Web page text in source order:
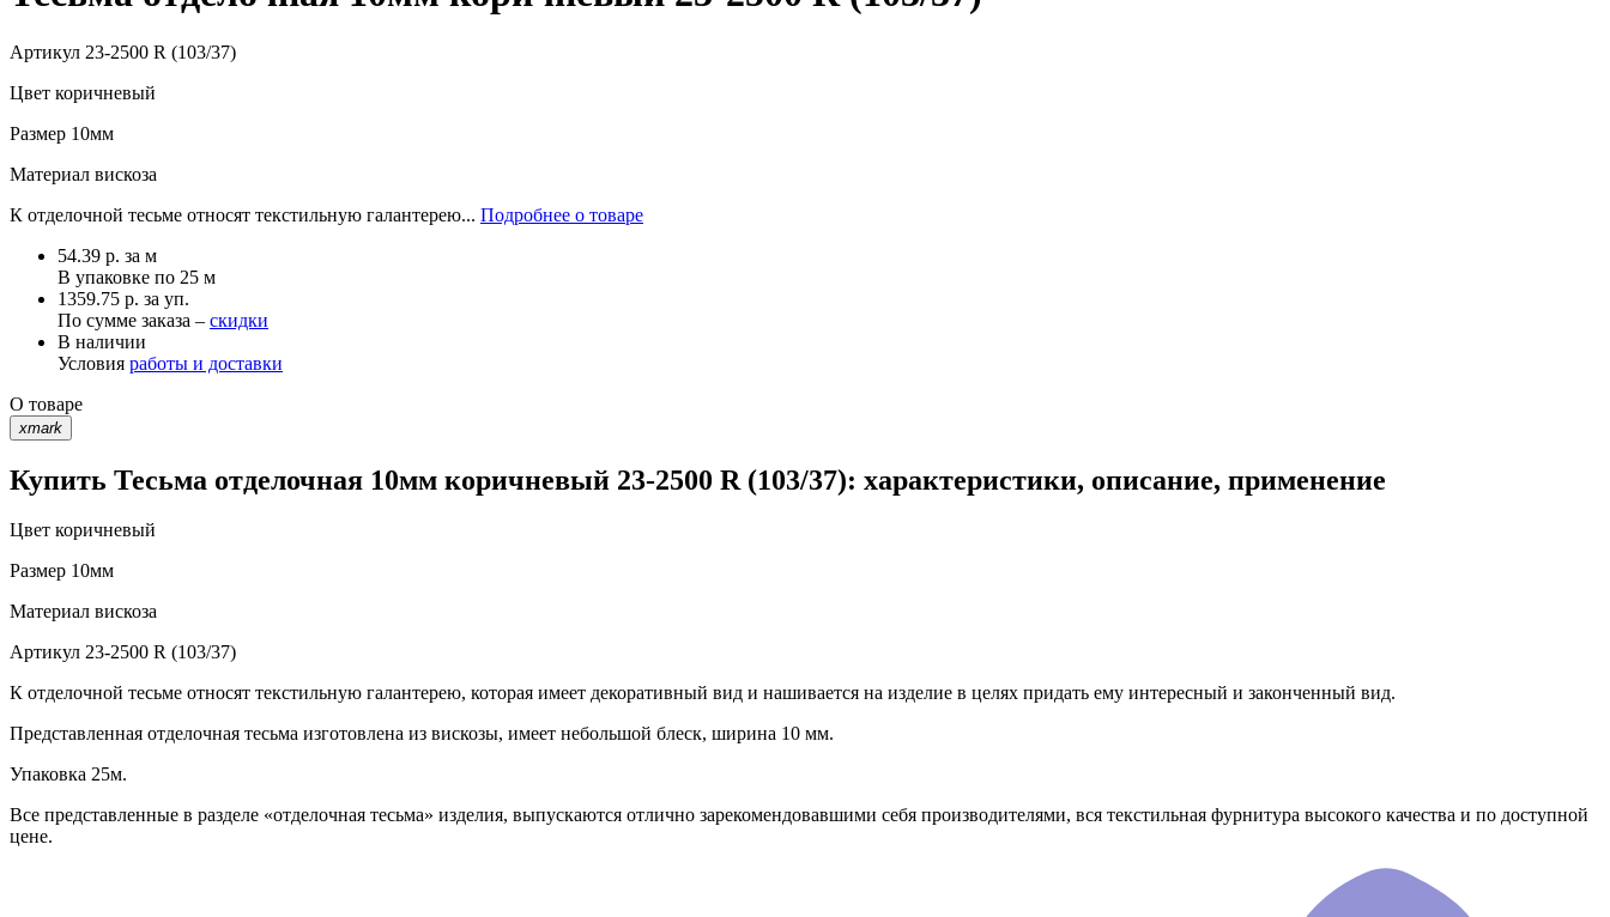
Артикул 23-2500 R (103/37)
Цвет коричневый
Размер 10мм
Материал вискоза
К отделочной тесьме относят текстильную галантерею... Подробнее о товаре
54.39 р. за м
В упаковке по 25 м
1359.75 р. за уп.
По сумме заказа – скидки
В наличии
Условия работы и доставки
О товаре
xmark
Купить Тесьма отделочная 10мм коричневый 23-2500 R (103/37): характеристики, описание, применение
Цвет коричневый
Размер 10мм
Материал вискоза
Артикул 23-2500 R (103/37)
К отделочной тесьме относят текстильную галантерею, которая имеет декоративный вид и нашивается на изделие в целях придать ему интересный и законченный вид.
Представленная отделочная тесьма изготовлена из вискозы, имеет небольшой блеск, ширина 10 мм.
Упаковка 25м.
Все представленные в разделе «отделочная тесьма» изделия, выпускаются отлично зарекомендовавшими себя производителями, вся текстильная фурнитура высокого качества и по доступной
цене.